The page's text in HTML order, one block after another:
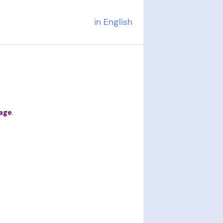
in English
.